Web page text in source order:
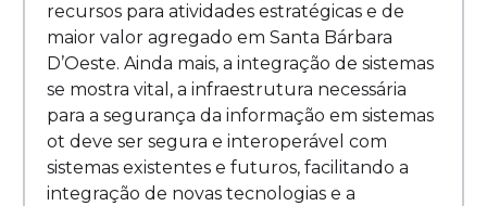
recursos para atividades estratégicas e de
maior valor agregado em Santa Bárbara
D’Oeste. Ainda mais, a integração de sistemas
se mostra vital, a infraestrutura necessária
para a segurança da informação em sistemas
ot deve ser segura e interoperável com
sistemas existentes e futuros, facilitando a
integração de novas tecnologias e a